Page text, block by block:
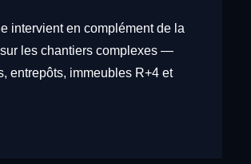
intervient en complément de la
les chantiers complexes —
entrepôts, immeubles R+4 et